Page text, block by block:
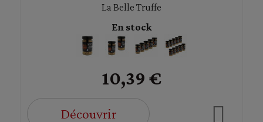
La Belle Truffe
En stock
10,39 €
Découvrir